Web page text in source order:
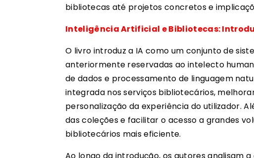
bibliotecas até projetos concretos e
Inteligência Artificial e Bibliotecas:
O livro introduz a IA como um conjunto de
anteriormente reservadas ao intelecto
de dados e processamento de linguagem
integrada nos serviços bibliotecários,
personalização da experiência do utilizador.
das coleções e facilitar o acesso a grandes
bibliotecários mais eficiente.